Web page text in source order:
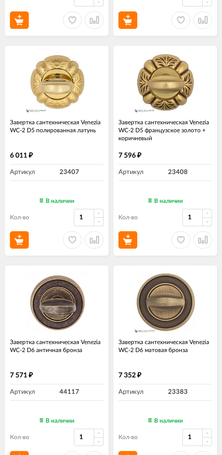
Завертка сантехническая Venezia
WC-2 D5 полированная латунь
6 011 ₽
Артикул 23407
В наличии
Кол-во
Завертка сантехническая Venezia
WC-2 D5 французское золото +
коричневый
7 596 ₽
Артикул 23408
В наличии
Кол-во
Завертка сантехническая Venezia
WC-2 D6 античная бронза
7 571 ₽
Артикул 44117
В наличии
Кол-во
Завертка сантехническая Venezia
WC-2 D6 матовая бронза
7 352 ₽
Артикул 23383
В наличии
Кол-во